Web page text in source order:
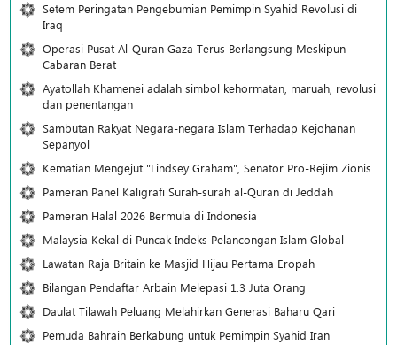
Setem Peringatan Pengebumian Pemimpin Syahid Revolusi di
Iraq
Operasi Pusat Al-Quran Gaza Terus Berlangsung Meskipun
Cabaran Berat
Ayatollah Khamenei adalah simbol kehormatan, maruah, revolusi
dan penentangan
Sambutan Rakyat Negara-negara Islam Terhadap Kejohanan
Sepanyol
Kematian Mengejut "Lindsey Graham", Senator Pro-Rejim Zionis
Pameran Panel Kaligrafi Surah-surah al-Quran di Jeddah
Pameran Halal 2026 Bermula di Indonesia
Malaysia Kekal di Puncak Indeks Pelancongan Islam Global
Lawatan Raja Britain ke Masjid Hijau Pertama Eropah
Bilangan Pendaftar Arbain Melepasi 1.3 Juta Orang
Daulat Tilawah Peluang Melahirkan Generasi Baharu Qari
Pemuda Bahrain Berkabung untuk Pemimpin Syahid Iran